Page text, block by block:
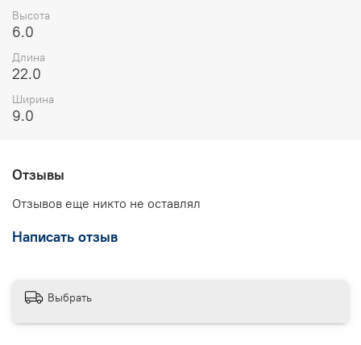
Высота
6.0
Длина
22.0
Ширина
9.0
Отзывы
Отзывов еще никто не оставлял
Написать отзыв
Выбрать